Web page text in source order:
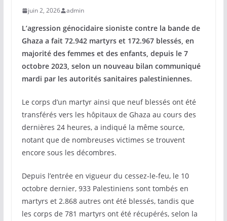
juin 2, 2026 admin
L’agression génocidaire sioniste contre la bande de
Ghaza a fait 72.942 martyrs et 172.967 blessés, en
majorité des femmes et des enfants, depuis le 7
octobre 2023, selon un nouveau bilan communiqué
mardi par les autorités sanitaires palestiniennes.
Le corps d’un martyr ainsi que neuf blessés ont été
transférés vers les hôpitaux de Ghaza au cours des
dernières 24 heures, a indiqué la même source,
notant que de nombreuses victimes se trouvent
encore sous les décombres.
Depuis l’entrée en vigueur du cessez-le-feu, le 10
octobre dernier, 933 Palestiniens sont tombés en
martyrs et 2.868 autres ont été blessés, tandis que
les corps de 781 martyrs ont été récupérés, selon la